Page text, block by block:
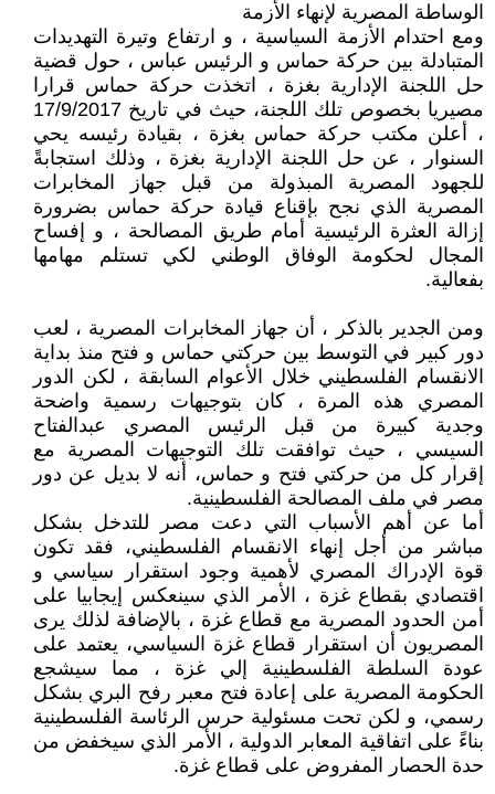
الوساطة المصرية لإنهاء الأزمة
ومع احتدام الأزمة السياسية ، و ارتفاع وتيرة التهديدات
المتبادلة بين حركة حماس و الرئيس عباس ، حول قضية
حل اللجنة الإدارية بغزة ، اتخذت حركة حماس قرارا
مصيريا بخصوص تلك اللجنة، حيث في تاريخ 17/9/2017
، أعلن مكتب حركة حماس بغزة ، بقيادة رئيسه يحي
السنوار ، عن حل اللجنة الإدارية بغزة ، وذلك استجابةً
للجهود المصرية المبذولة من قبل جهاز المخابرات
المصرية الذي نجح بإقناع قيادة حركة حماس بضرورة
إزالة العثرة الرئيسية أمام طريق المصالحة ، و إفساح
المجال لحكومة الوفاق الوطني لكي تستلم مهامها
بفعالية.
ومن الجدير بالذكر ، أن جهاز المخابرات المصرية ، لعب
دور كبير في التوسط بين حركتي حماس و فتح منذ بداية
الانقسام الفلسطيني خلال الأعوام السابقة ، لكن الدور
المصري هذه المرة ، كان بتوجيهات رسمية واضحة
وجدية كبيرة من قبل الرئيس المصري عبدالفتاح
السيسي ، حيث توافقت تلك التوجيهات المصرية مع
إقرار كل من حركتي فتح و حماس، أنه لا بديل عن دور
مصر في ملف المصالحة الفلسطينية.
أما عن أهم الأسباب التي دعت مصر للتدخل بشكل
مباشر من أجل إنهاء الانقسام الفلسطيني، فقد تكون
قوة الإدراك المصري لأهمية وجود استقرار سياسي و
اقتصادي بقطاع غزة ، الأمر الذي سينعكس إيجابيا على
أمن الحدود المصرية مع قطاع غزة ، بالإضافة لذلك يرى
المصريون أن استقرار قطاع غزة السياسي، يعتمد على
عودة السلطة الفلسطينية إلي غزة ، مما سيشجع
الحكومة المصرية على إعادة فتح معبر رفح البري بشكل
رسمي، و لكن تحت مسئولية حرس الرئاسة الفلسطينية
بناءً على اتفاقية المعابر الدولية ، الأمر الذي سيخفض من
حدة الحصار المفروض على قطاع غزة.